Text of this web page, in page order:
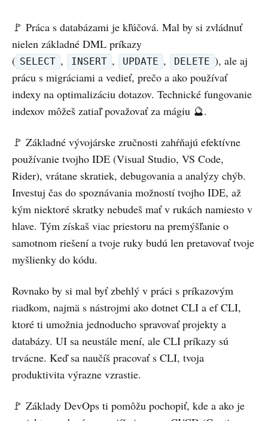
🚩 Práca s databázami je kľúčová. Mal by si zvládnuť
nielen základné DML príkazy
( SELECT , INSERT , UPDATE , DELETE ), ale aj
prácu s migráciami a vedieť, prečo a ako používať
indexy na optimalizáciu dotazov. Technické fungovanie
indexov môžeš zatiaľ považovať za mágiu 🔮.
🚩 Základné vývojárske zručnosti zahŕňajú efektívne
používanie tvojho IDE (Visual Studio, VS Code,
Rider), vrátane skratiek, debugovania a analýzy chýb.
Investuj čas do spoznávania možností tvojho IDE, až
kým niektoré skratky nebudeš mať v rukách namiesto v
hlave. Tým získaš viac priestoru na premýšľanie o
samotnom riešení a tvoje ruky budú len pretavovať tvoje
myšlienky do kódu.
Rovnako by si mal byť zbehlý v práci s príkazovým
riadkom, najmä s nástrojmi ako dotnet CLI a ef CLI,
ktoré ti umožnia jednoducho spravovať projekty a
databázy. UI sa neustále mení, ale CLI príkazy sú
trvácne. Keď sa naučíš pracovať s CLI, tvoja
produktivita výrazne vzrastie.
🚩 Základy DevOps ti pomôžu pochopiť, kde a ako je